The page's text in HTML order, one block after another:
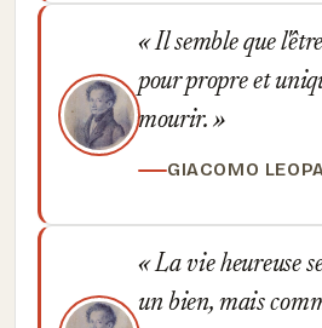
Il semble que
pour propre et
mourir.
GIACOMO
La vie heureuse
un bien, mais